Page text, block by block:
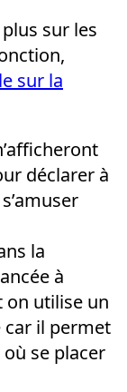
sur les
sur la
déclarer à
la
à
on utilise un
car il permet
se placer